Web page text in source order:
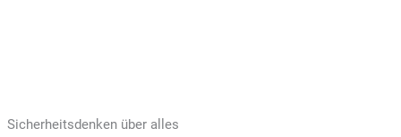
Sicherheitsdenken über alles